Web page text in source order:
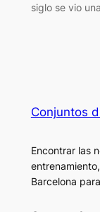
siglo se vio
Conjuntos
Encontrar las
Barcelona